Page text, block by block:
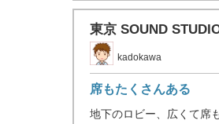
東京 SOUND
kadokawa
席もたくさんある
地下のロビー、広くて席